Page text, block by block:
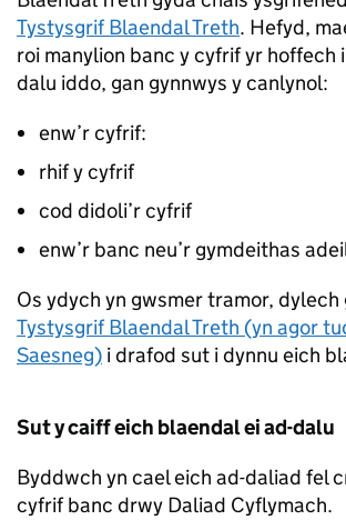
Tystysgrif Blaendal Treth. Hefyd,
roi manylion banc y cyfrif yr hoffech
dalu iddo, gan gynnwys y canlynol:
enw’r cyfrif:
rhif y cyfrif
cod didoli’r cyfrif
enw’r banc neu’r gymdeithas
Os ydych yn gwsmer tramor, dylech
Tystysgrif Blaendal Treth (yn agor
Saesneg) i drafod sut i dynnu eich
Sut y caiff eich blaendal ei ad-dalu
Byddwch yn cael eich ad-daliad fel
cyfrif banc drwy Daliad Cyflymach.